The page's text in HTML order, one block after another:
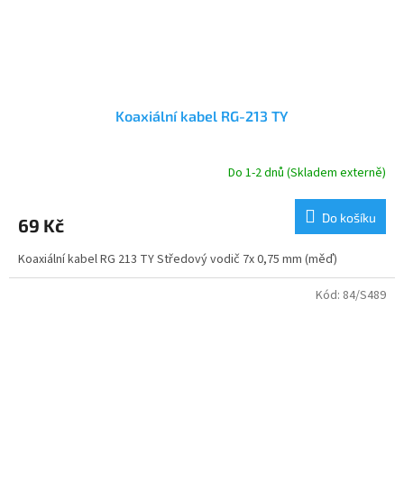
Koaxiální kabel RG-213 TY
Do 1-2 dnů (Skladem externě)
69 Kč Do košíku
Koaxiální kabel RG 213 TY Středový vodič 7x 0,75 mm (měď)
Kód: 84/S489